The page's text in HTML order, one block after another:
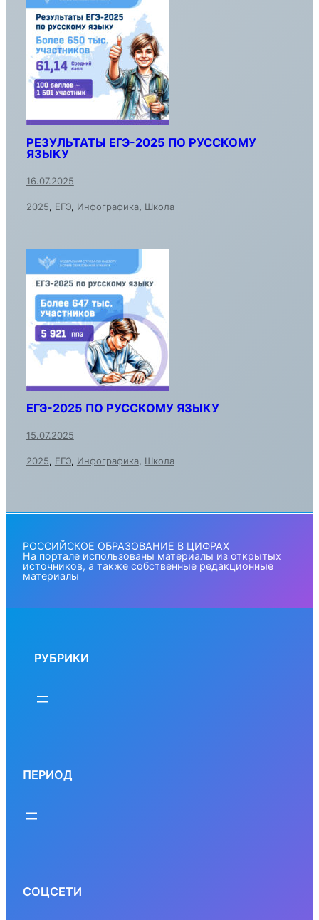
РЕЗУЛЬТАТЫ ЕГЭ-2025 ПО РУССКОМУ
ЯЗЫКУ
16.07.2025
2025, ЕГЭ, Инфографика, Школа
ЕГЭ-2025 ПО РУССКОМУ ЯЗЫКУ
15.07.2025
2025, ЕГЭ, Инфографика, Школа
РОССИЙСКОЕ ОБРАЗОВАНИЕ В ЦИФРАХ
На портале использованы материалы из открытых
источников, а также собственные редакционные
материалы
РУБРИКИ
ПЕРИОД
СОЦСЕТИ